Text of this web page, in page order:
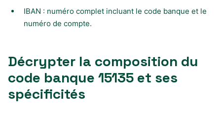
IBAN : numéro complet incluant le code banque et le
numéro de compte.
Décrypter la composition du
code banque 15135 et ses
spécificités